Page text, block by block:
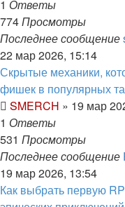
1 Ответы
774Просмотры
Последнее сообщение
22 мар 2026, 15:14
Скрытые механики,
фишек в популярных
SMERCH » 19 мар
1 Ответы
531 Просмотры
Последнее сообщение
19 мар 2026, 13:54
Как выбрать первую